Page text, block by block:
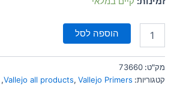
כל
הוספה לסל
מק"ט: 73660
קטגוריות:
Vallejo all products, Vallejo Primers
,